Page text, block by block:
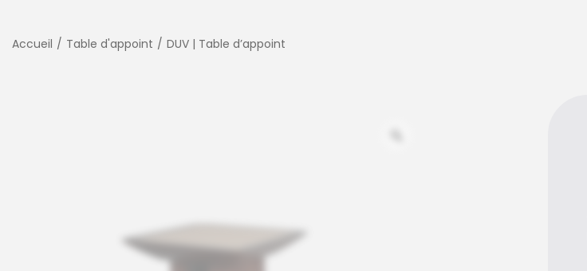
Accueil / Table d'appoint / DUV | Table d’appoint